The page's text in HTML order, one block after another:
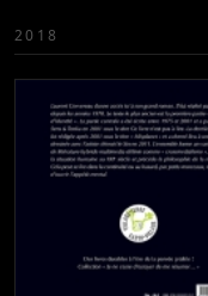
2018